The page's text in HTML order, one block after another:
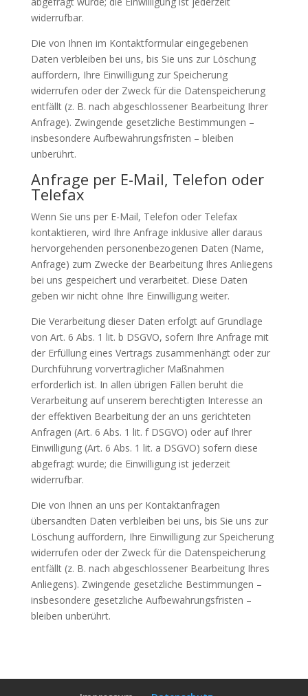
widerrufbar.
Die von Ihnen im Kontaktformular eingegebenen
Daten verbleiben bei uns, bis Sie uns zur Löschung
auffordern, Ihre Einwilligung zur Speicherung
widerrufen oder der Zweck für die Datenspeicherung
entfällt (z. B. nach abgeschlossener Bearbeitung Ihrer
Anfrage). Zwingende gesetzliche Bestimmungen –
insbesondere Aufbewahrungsfristen – bleiben
unberührt.
Anfrage per E-Mail, Telefon oder
Telefax
Wenn Sie uns per E-Mail, Telefon oder Telefax
kontaktieren, wird Ihre Anfrage inklusive aller daraus
hervorgehenden personenbezogenen Daten (Name,
Anfrage) zum Zwecke der Bearbeitung Ihres Anliegens
bei uns gespeichert und verarbeitet. Diese Daten
geben wir nicht ohne Ihre Einwilligung weiter.
Die Verarbeitung dieser Daten erfolgt auf Grundlage
von Art. 6 Abs. 1 lit. b DSGVO, sofern Ihre Anfrage mit
der Erfüllung eines Vertrags zusammenhängt oder zur
Durchführung vorvertraglicher Maßnahmen
erforderlich ist. In allen übrigen Fällen beruht die
Verarbeitung auf unserem berechtigten Interesse an
der effektiven Bearbeitung der an uns gerichteten
Anfragen (Art. 6 Abs. 1 lit. f DSGVO) oder auf Ihrer
Einwilligung (Art. 6 Abs. 1 lit. a DSGVO) sofern diese
abgefragt wurde; die Einwilligung ist jederzeit
widerrufbar.
Die von Ihnen an uns per Kontaktanfragen
übersandten Daten verbleiben bei uns, bis Sie uns zur
Löschung auffordern, Ihre Einwilligung zur Speicherung
widerrufen oder der Zweck für die Datenspeicherung
entfällt (z. B. nach abgeschlossener Bearbeitung Ihres
Anliegens). Zwingende gesetzliche Bestimmungen –
insbesondere gesetzliche Aufbewahrungsfristen –
bleiben unberührt.